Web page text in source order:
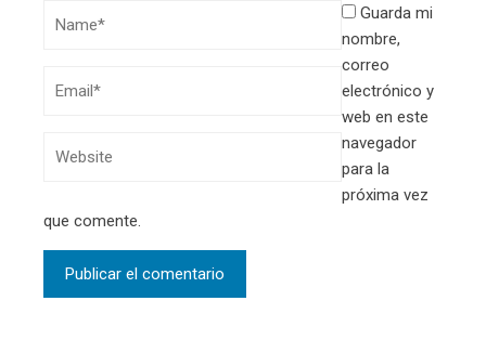
Guarda mi
nombre,
correo
electrónico y
web en este
navegador
para la
próxima vez
que comente.